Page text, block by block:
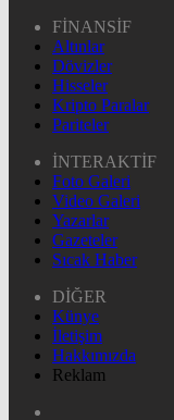
FİNANSİF
Altınlar
Dövizler
Hisseler
Kripto Paralar
Pariteler
İNTERAKTİF
Foto Galeri
Video Galeri
Yazarlar
Gazeteler
Sıcak Haber
DİĞER
Künye
İletişim
Hakkımızda
Reklam